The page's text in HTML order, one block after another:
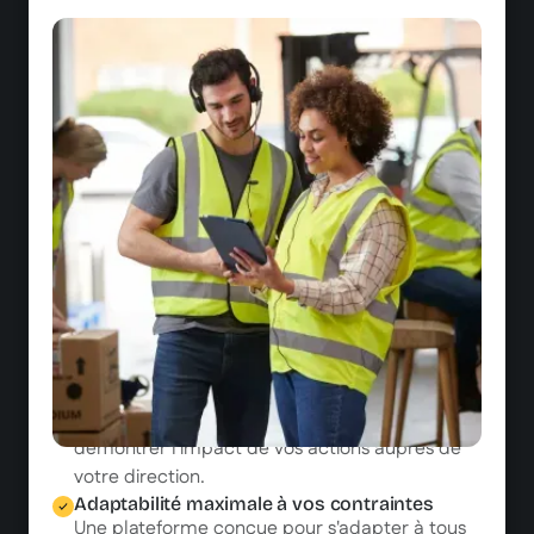
Orchestration stratégique
Notre solution transforme votre équipe en
architectes d'écosystèmes d'apprentissage, où
chaque expert métier devient contributeur,
démultipliant votre capacité de production
sans alourdir vos coûts.
Analytics centrés formation
Des tableaux de bord complets qui vous
permettent de suivre les indicateurs clés de
formation (engagement, complétion,
évaluation) avec une granularité inédite. Ces
données, couplées à vos KPIs métiers, vous
donnent les arguments nécessaires pour
démontrer l'impact de vos actions auprès de
votre direction.
Adaptabilité maximale à vos contraintes